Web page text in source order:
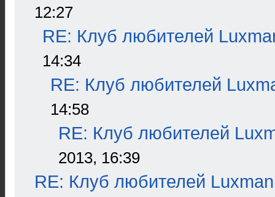
12:27
RE: Клуб любителей
14:34
RE: Клуб любителей
14:58
RE: Клуб любителей
2013, 16:39
RE: Клуб любителей Luxman